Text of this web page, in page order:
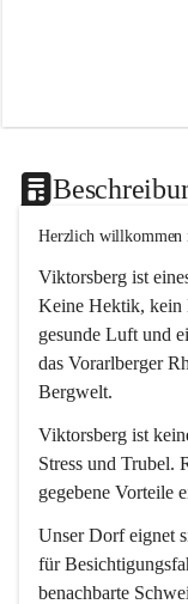
Herzlich willkommen
Viktorsberg ist
Keine Hektik, kein
gesunde Luft und
das Vorarlberger
Bergwelt.
Viktorsberg ist
Stress und Trubel.
gegebene Vorteile
Unser Dorf eignet
für
benachbarte